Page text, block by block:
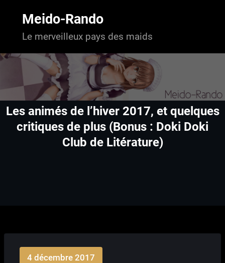
Meido-Rando
Le merveilleux pays des maids
Les animés de l’hiver 2017, et quelques
critiques de plus (Bonus : Doki Doki
Club de Litérature)
4 décembre 2017